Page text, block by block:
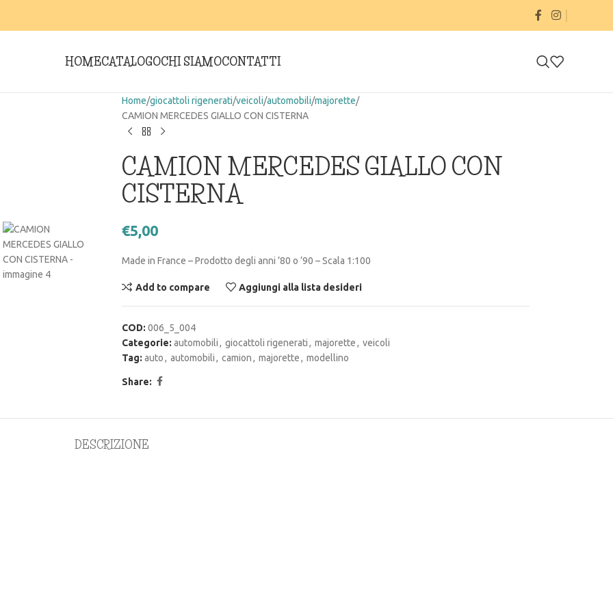
HOMECATALOGOCHI SIAMOCONTATTI
Home giocattoli rigenerati veicoli automobili majorette
CAMION MERCEDES GIALLO CON CISTERNA
CAMION MERCEDES GIALLO CON
CISTERNA
€5,00
Made in France – Prodotto degli anni ’80 o ’90 – Scala 1:100
Add to compare Aggiungi alla lista desideri
COD: 006_5_004
Categorie: automobili, giocattoli rigenerati, majorette, veicoli
Tag: auto, automobili, camion, majorette, modellino
Share:
DESCRIZIONE